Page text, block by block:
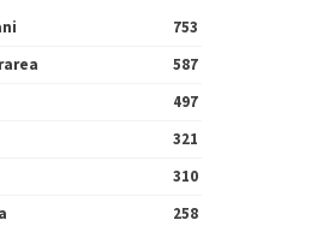
753
587
497
321
310
258